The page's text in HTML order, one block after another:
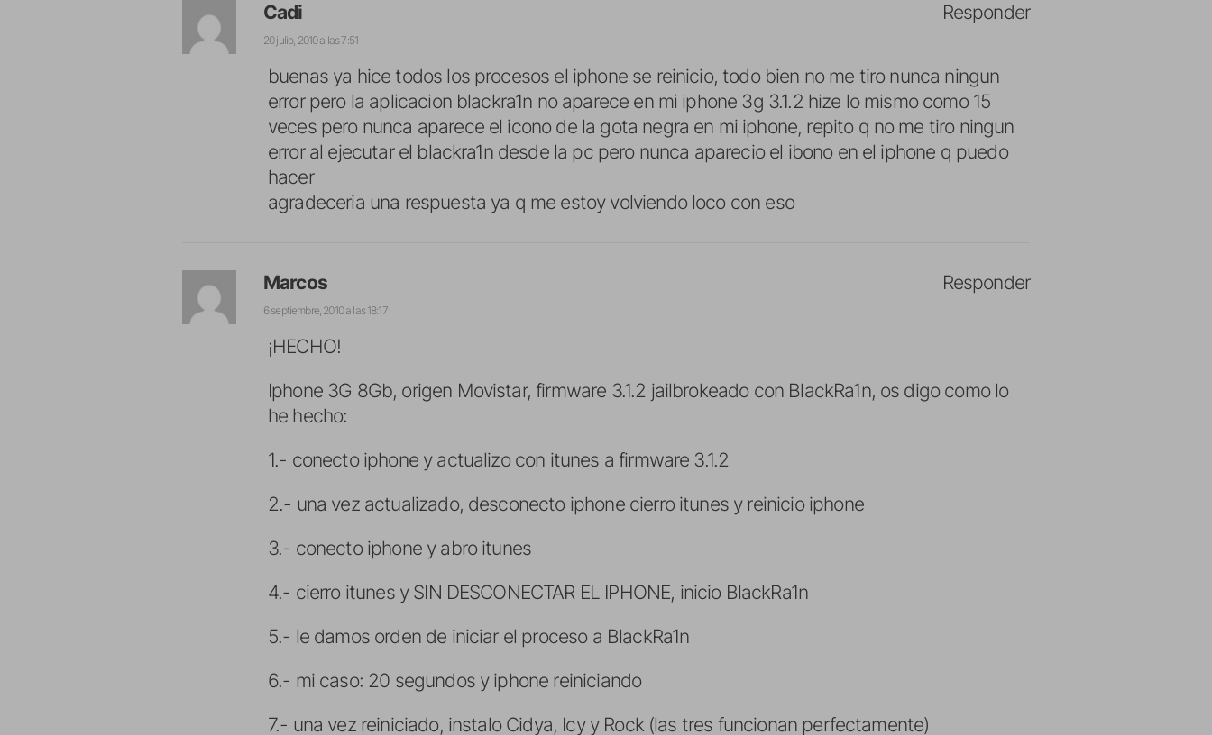
Cadi
20 julio, 2010 a las 7:51
buenas ya hice todos los procesos el iphone se reinicio, todo bien no me tiro nunca ningun
error pero la aplicacion blackra1n no aparece en mi iphone 3g 3.1.2 hize lo mismo como 15
veces pero nunca aparece el icono de la gota negra en mi iphone, repito q no me tiro ningun
error al ejecutar el blackra1n desde la pc pero nunca aparecio el ibono en el iphone q puedo
hacer
agradeceria una respuesta ya q me estoy volviendo loco con eso
Responder
Marcos
6 septiembre, 2010 a las 18:17
¡HECHO!
Iphone 3G 8Gb, origen Movistar, firmware 3.1.2 jailbrokeado con BlackRa1n, os digo como lo
he hecho:
1.- conecto iphone y actualizo con itunes a firmware 3.1.2
2.- una vez actualizado, desconecto iphone cierro itunes y reinicio iphone
3.- conecto iphone y abro itunes
4.- cierro itunes y SIN DESCONECTAR EL IPHONE, inicio BlackRa1n
5.- le damos orden de iniciar el proceso a BlackRa1n
6.- mi caso: 20 segundos y iphone reiniciando
7.- una vez reiniciado, instalo Cidya, Icy y Rock (las tres funcionan perfectamente)
Responder